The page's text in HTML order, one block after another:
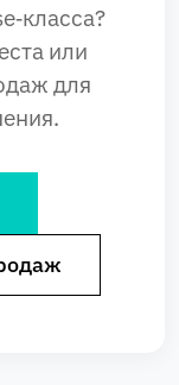
или
для